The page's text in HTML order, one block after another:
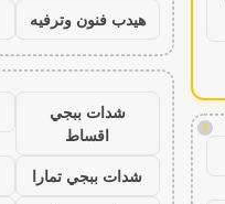
!
هيدب فنون وترفيه
شدات ببجي
اقساط
شدات ببجي تمارا